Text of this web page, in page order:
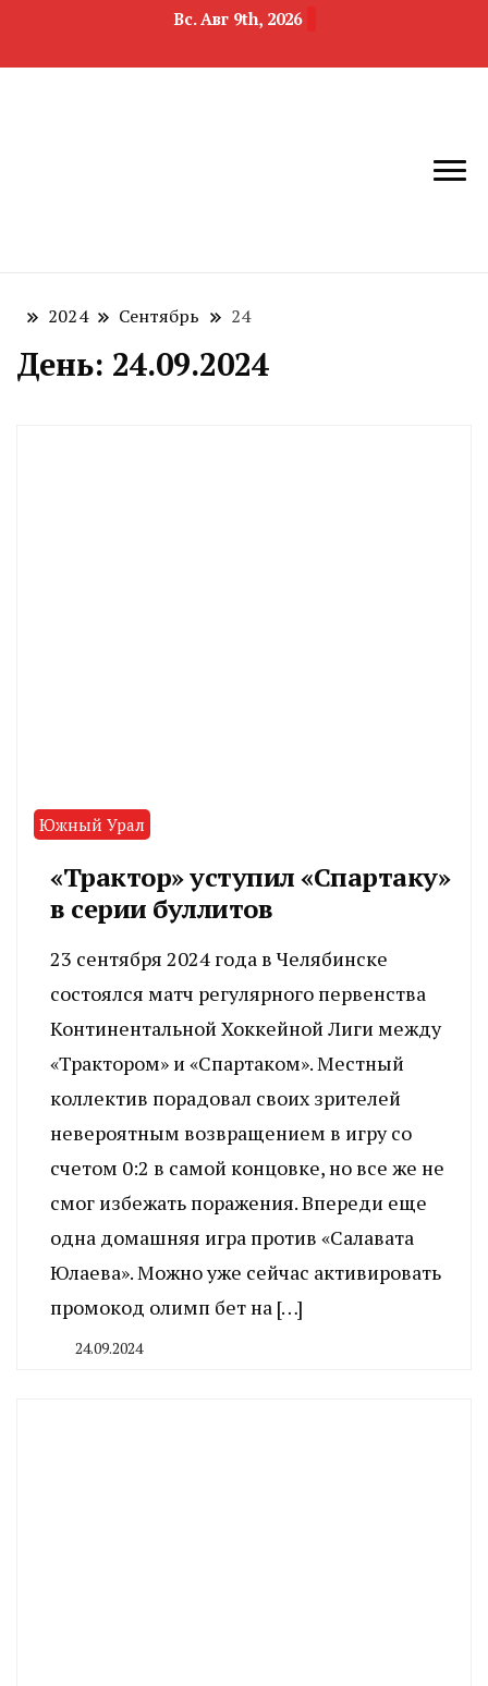
Вс. Авг 9th, 2026
2024 Сентябрь 24
День: 24.09.2024
Южный Урал
«Трактор» уступил «Спартаку»
в серии буллитов
23 сентября 2024 года в Челябинске
состоялся матч регулярного первенства
Континентальной Хоккейной Лиги между
«Трактором» и «Спартаком». Местный
коллектив порадовал своих зрителей
невероятным возвращением в игру со
счетом 0:2 в самой концовке, но все же не
смог избежать поражения. Впереди еще
одна домашняя игра против «Салавата
Юлаева». Можно уже сейчас активировать
промокод олимп бет на […]
24.09.2024